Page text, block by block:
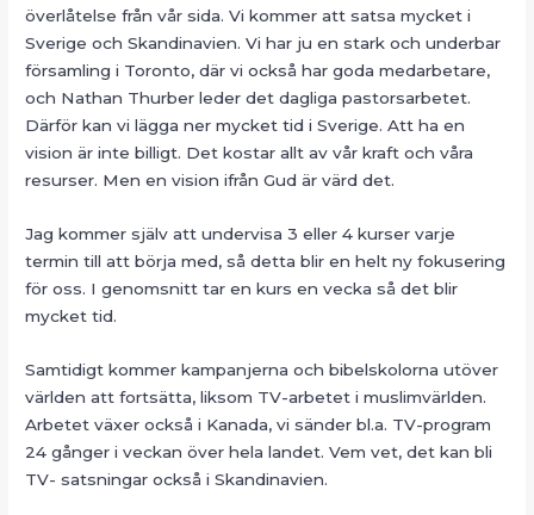
överlåtelse från vår sida. Vi kommer att satsa mycket i
Sverige och Skandinavien. Vi har ju en stark och underbar
församling i Toronto, där vi också har goda medarbetare,
och Nathan Thurber leder det dagliga pastorsarbetet.
Därför kan vi lägga ner mycket tid i Sverige. Att ha en
vision är inte billigt. Det kostar allt av vår kraft och våra
resurser. Men en vision ifrån Gud är värd det.
Jag kommer själv att undervisa 3 eller 4 kurser varje
termin till att börja med, så detta blir en helt ny fokusering
för oss. I genomsnitt tar en kurs en vecka så det blir
mycket tid.
Samtidigt kommer kampanjerna och bibelskolorna utöver
världen att fortsätta, liksom TV-arbetet i muslimvärlden.
Arbetet växer också i Kanada, vi sänder bl.a. TV-program
24 gånger i veckan över hela landet. Vem vet, det kan bli
TV- satsningar också i Skandinavien.